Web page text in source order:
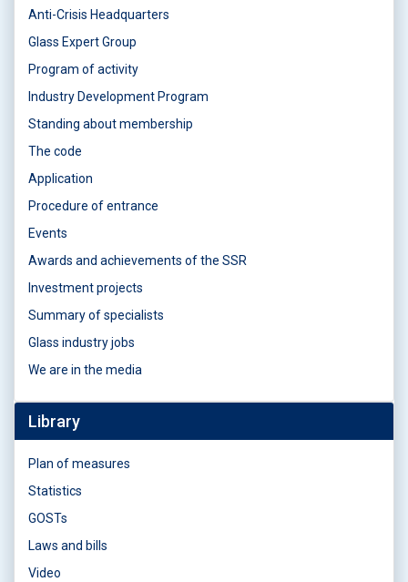
Anti-Crisis Headquarters
Glass Expert Group
Program of activity
Industry Development Program
Standing about membership
The code
Application
Procedure of entrance
Events
Awards and achievements of the SSR
Investment projects
Summary of specialists
Glass industry jobs
We are in the media
Library
Plan of measures
Statistics
GOSTs
Laws and bills
Video